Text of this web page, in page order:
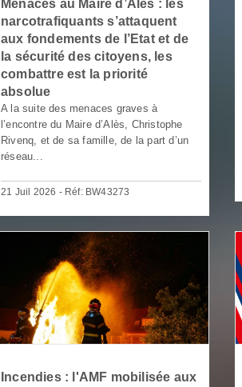
Menaces au Maire d’Alès : les
narcotrafiquants s’attaquent
aux fondements de l’Etat et de
la sécurité des citoyens, les
combattre est la priorité
absolue
A la suite des menaces graves à
l’encontre du Maire d’Alès, Christophe
Rivenq, et de sa famille, de la part d’un
réseau...
21 Juil 2026 - Réf: BW43273
Incendies : l'AMF mobilisée aux